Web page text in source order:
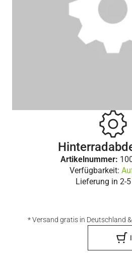
Artikelnummer:
Verfügbarkeit:
Lieferung in 2-
* Versand gratis in Deutschland